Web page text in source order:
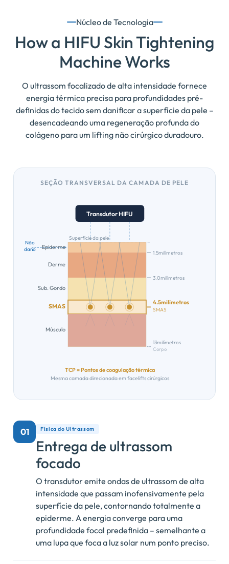
Núcleo de Tecnologia
How a HIFU Skin Tightening
Machine Works
O ultrassom focalizado de alta intensidade fornece
energia térmica precisa para profundidades pré-
definidas do tecido sem danificar a superfície da pele –
desencadeando uma regeneração profunda do
colágeno para um lifting não cirúrgico duradouro.
SEÇÃO TRANSVERSAL DA CAMADA DE PELE
Transdutor HIFU
Superfície da pele
Epiderme
Derme
Sub. Gordo
SMAS
Músculo
1.5milímetros
3.0milímetros
4.5milímetros
SMAS
13milímetros
Corpo
Não
dano
TCP = Pontos de coagulação térmica
Mesma camada direcionada em facelifts cirúrgicos
01 Física do Ultrassom
Entrega de ultrassom
focado
O transdutor emite ondas de ultrassom de alta
intensidade que passam inofensivamente pela
superfície da pele, contornando totalmente a
epiderme. A energia converge para uma
profundidade focal predefinida – semelhante a
uma lupa que foca a luz solar num ponto preciso.